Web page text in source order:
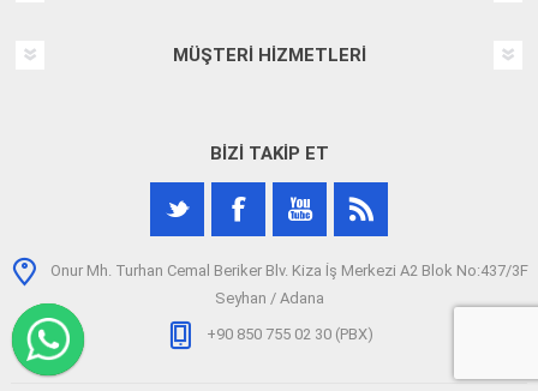
MÜŞTERI HIZMETLERI
BIZI TAKIP ET
Onur Mh. Turhan Cemal Beriker Blv. Kiza İş Merkezi A2 Blok No:437/3F
Seyhan / Adana
+90 850 755 02 30 (PBX)